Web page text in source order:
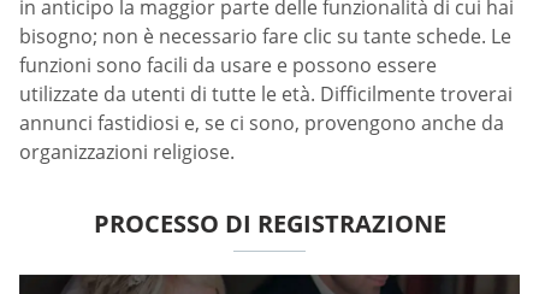
in anticipo la maggior parte delle funzionalità di cui hai
bisogno; non è necessario fare clic su tante schede. Le
funzioni sono facili da usare e possono essere
utilizzate da utenti di tutte le età. Difficilmente troverai
annunci fastidiosi e, se ci sono, provengono anche da
organizzazioni religiose.
PROCESSO DI REGISTRAZIONE